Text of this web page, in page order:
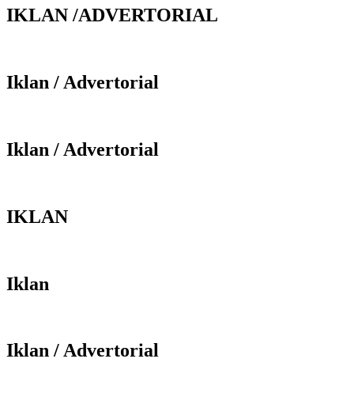
IKLAN /ADVERTORIAL
Iklan / Advertorial
Iklan / Advertorial
IKLAN
Iklan
Iklan / Advertorial